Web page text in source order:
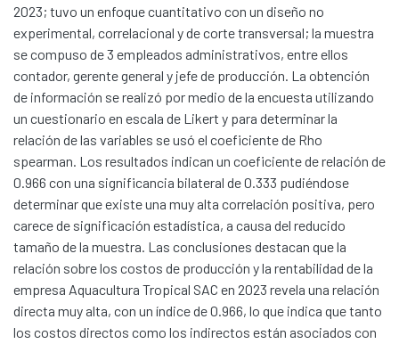
2023; tuvo un enfoque cuantitativo con un diseño no
experimental, correlacional y de corte transversal; la muestra
se compuso de 3 empleados administrativos, entre ellos
contador, gerente general y jefe de producción. La obtención
de información se realizó por medio de la encuesta utilizando
un cuestionario en escala de Likert y para determinar la
relación de las variables se usó el coeficiente de Rho
spearman. Los resultados indican un coeficiente de relación de
0.966 con una significancia bilateral de 0.333 pudiéndose
determinar que existe una muy alta correlación positiva, pero
carece de significación estadística, a causa del reducido
tamaño de la muestra. Las conclusiones destacan que la
relación sobre los costos de producción y la rentabilidad de la
empresa Aquacultura Tropical SAC en 2023 revela una relación
directa muy alta, con un índice de 0.966, lo que indica que tanto
los costos directos como los indirectos están asociados con